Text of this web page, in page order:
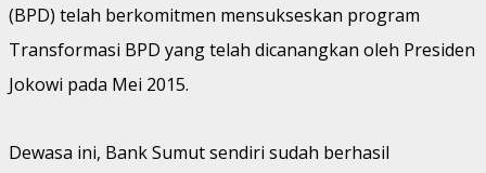
(BPD) telah berkomitmen mensukseskan program
Transformasi BPD yang telah dicanangkan oleh Presiden
Jokowi pada Mei 2015.
Dewasa ini, Bank Sumut sendiri sudah berhasil